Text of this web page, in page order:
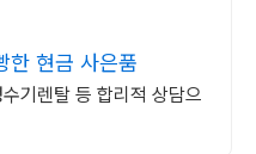
한 현금 사은품
기렌탈 등 합리적 상담으